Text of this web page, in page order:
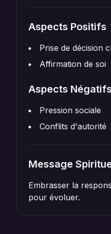
Aspects Positifs
Prise de décision
Affirmation de soi
Aspects Négatifs
Pression sociale
Conflits d'autorité
Message
Embrasser la
pour évoluer.